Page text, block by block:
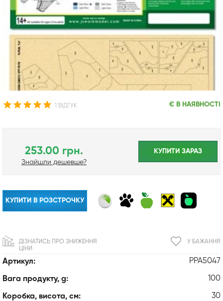
1 ВІДГУК Є В НАЯВНОСТІ
Артикул: PPA5047
Вага продукту, g: 100
Коробка, висота, см: 30
253.00 грн.
Знайшли дешевше?
КУПИТИ ЗАРАЗ
КУПИТИ В РОЗСТРОЧКУ
У БАЖАННЯ
ДІЗНАТИСЬ ПРО ЗНИЖЕННЯ
ЦІНИ